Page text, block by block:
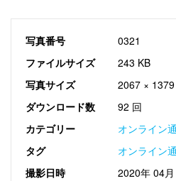
写真番号
0321
ファイルサイズ
243 KB
写真サイズ
2067 ×
ダウンロード数
92 回
カテゴリー
オンライン
タグ
オンライン
撮影日時
2020年 04